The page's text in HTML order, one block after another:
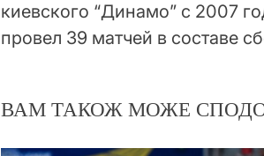
киевского “Динамо” с 2007
провел 39 матчей в составе
ВАМ ТАКОЖ МОЖЕ